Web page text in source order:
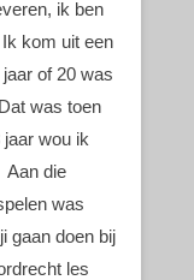
ik ben
kom uit een
of 20 was
was toen
wou ik
Aan die
was
gaan doen bij
les